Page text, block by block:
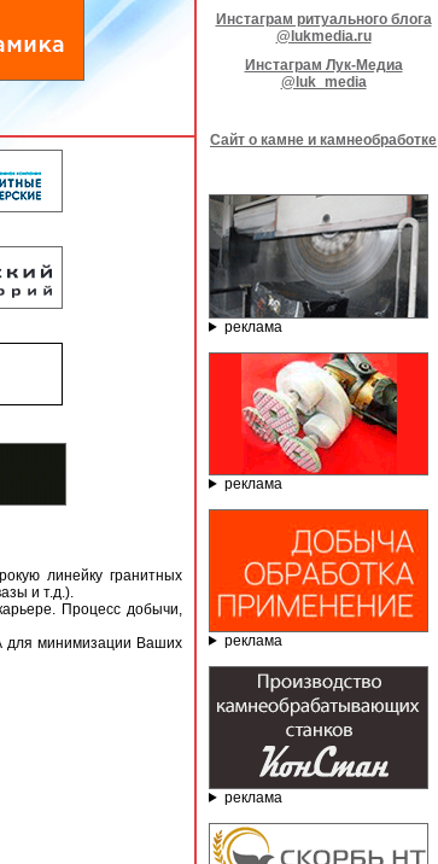
линейку гранитных
и т.д.).
Процесс добычи,
для минимизации Ваших
Инстаграм ритуального блога
@lukmedia.ru
Инстаграм Лук-Медиа
@luk_media
Сайт о камне и камнеобработке
реклама
реклама
реклама
реклама